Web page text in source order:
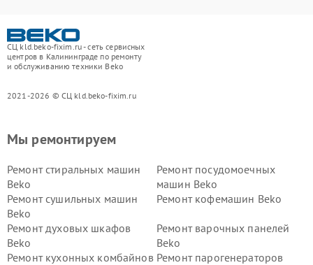
СЦ kld.beko-fixim.ru - сеть сервисных
центров в Калининграде по ремонту
и обслуживанию техники Beko
2021-2026 © СЦ kld.beko-fixim.ru
Мы ремонтируем
Ремонт стиральных машин
Beko
Ремонт посудомоечных
машин Beko
Ремонт сушильных машин
Beko
Ремонт кофемашин Beko
Ремонт духовых шкафов
Beko
Ремонт варочных панелей
Beko
Ремонт кухонных комбайнов Ремонт парогенераторов